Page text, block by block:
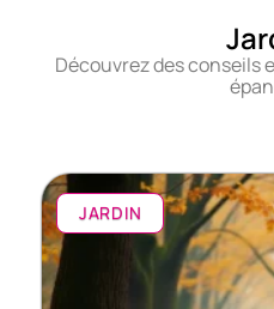
Découvrez des conseils
JARDIN